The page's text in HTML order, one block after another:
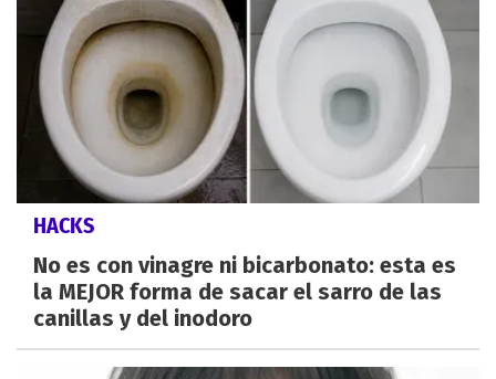
HACKS
No es con vinagre ni bicarbonato: esta es
la MEJOR forma de sacar el sarro de las
canillas y del inodoro